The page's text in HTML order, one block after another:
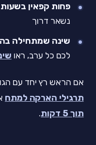
פחות קפאין
נשאר דרוך
שינה שמתחילה
לכם כל ערב, ראו
אם הראש רץ יחד עם
תרגילי הארקה למתח
תוך 5 דקות
.